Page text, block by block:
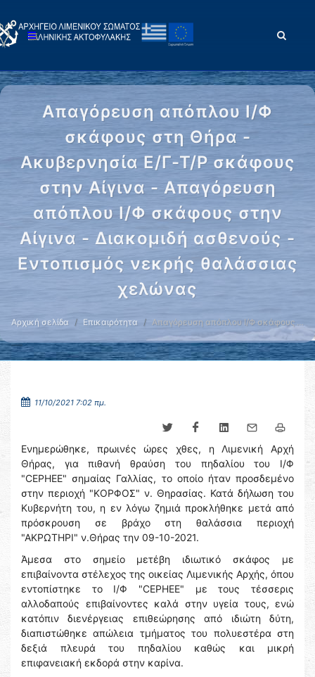
Απαγόρευση απόπλου Ι/Φ
σκάφους στη Θήρα -
Ακυβερνησία Ε/Γ-Τ/Ρ σκάφους
στην Αίγινα - Απαγόρευση
απόπλου Ι/Φ σκάφους στην
Αίγινα - Διακομιδή ασθενούς -
Εντοπισμός νεκρής θαλάσσιας
χελώνας
Αρχική σελίδα Επικαιρότητα Απαγόρευση απόπλου Ι/Φ σκάφους …
11/10/2021 7:02 πμ.
Ενημερώθηκε, πρωινές ώρες χθες, η Λιμενική Αρχή
Θήρας, για πιθανή θραύση του πηδαλίου του Ι/Φ
"CEPHEE" σημαίας Γαλλίας, το οποίο ήταν προσδεμένο
στην περιοχή "ΚΟΡΦΟΣ" ν. Θηρασίας. Κατά δήλωση του
Κυβερνήτη του, η εν λόγω ζημιά προκλήθηκε μετά από
πρόσκρουση σε βράχο στη θαλάσσια περιοχή
"ΑΚΡΩΤΗΡΙ" ν.Θήρας την 09-10-2021.
Άμεσα στο σημείο μετέβη ιδιωτικό σκάφος με
επιβαίνοντα στέλεχος της οικείας Λιμενικής Αρχής, όπου
εντοπίστηκε το Ι/Φ "CEPHEE" με τους τέσσερις
αλλοδαπούς επιβαίνοντες καλά στην υγεία τους, ενώ
κατόπιν διενέργειας επιθεώρησης από ιδιώτη δύτη,
διαπιστώθηκε απώλεια τμήματος του πολυεστέρα στη
δεξιά πλευρά του πηδαλίου καθώς και μικρή
επιφανειακή εκδορά στην καρίνα.